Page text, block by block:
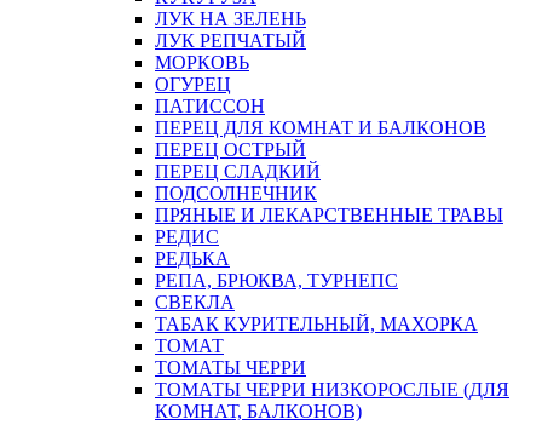
ЛУК НА ЗЕЛЕНЬ
ЛУК РЕПЧАТЫЙ
МОРКОВЬ
ОГУРЕЦ
ПАТИССОН
ПЕРЕЦ ДЛЯ КОМНАТ И БАЛКОНОВ
ПЕРЕЦ ОСТРЫЙ
ПЕРЕЦ СЛАДКИЙ
ПОДСОЛНЕЧНИК
ПРЯНЫЕ И ЛЕКАРСТВЕННЫЕ ТРАВЫ
РЕДИС
РЕДЬКА
РЕПА, БРЮКВА, ТУРНЕПС
СВЕКЛА
ТАБАК КУРИТЕЛЬНЫЙ, МАХОРКА
ТОМАТ
ТОМАТЫ ЧЕРРИ
ТОМАТЫ ЧЕРРИ НИЗКОРОСЛЫЕ (ДЛЯ
КОМНАТ, БАЛКОНОВ)